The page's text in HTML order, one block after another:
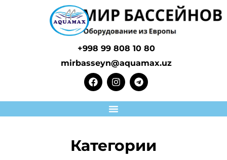
+998 99 808 10 80
mirbasseyn@aquamax.uz
Категории